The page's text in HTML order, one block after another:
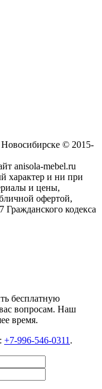
© 2015-
anisola-mebel.ru
характер и ни при
и цены,
офертой,
кодекса
бесплатную
вопросам. Наш
время.
+7-996-546-0311 .